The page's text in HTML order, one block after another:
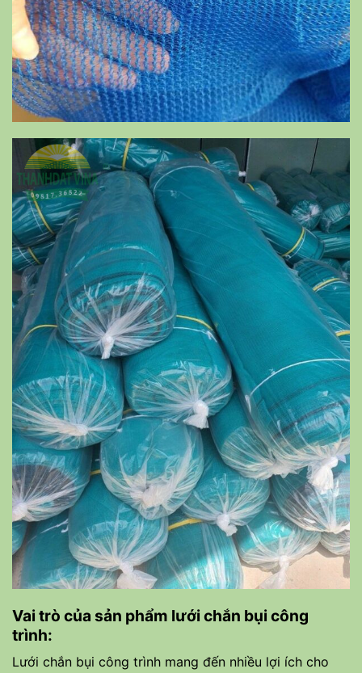
Vai trò của sản phẩm lưới chắn bụi công
trình:
Lưới chắn bụi công trình mang đến nhiều lợi ích cho